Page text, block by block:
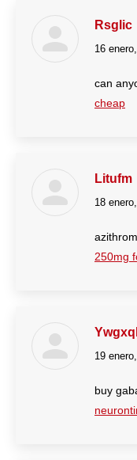
Rsglic
dice:
16
can
cheap
Litufm
dice:
18
250mg
dice:
19
buy